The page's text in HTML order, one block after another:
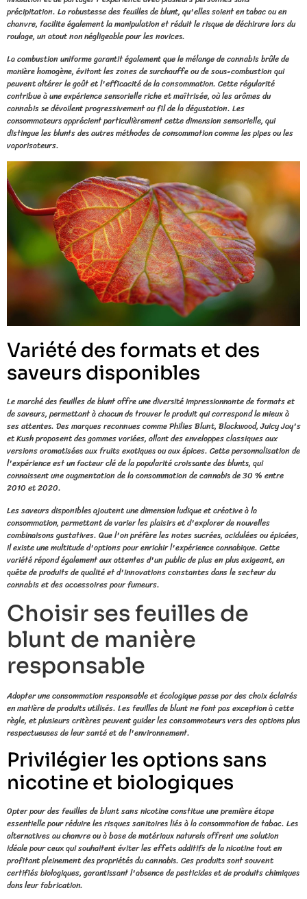
précipitation. La robustesse des feuilles de blunt, qu'elles soient en tabac ou en
chanvre, facilite également la manipulation et réduit le risque de déchirure lors du
roulage, un atout non négligeable pour les novices.
La combustion uniforme garantit également que le mélange de cannabis brûle de
manière homogène, évitant les zones de surchauffe ou de sous-combustion qui
peuvent altérer le goût et l'efficacité de la consommation. Cette régularité
contribue à une expérience sensorielle riche et maîtrisée, où les arômes du
cannabis se dévoilent progressivement au fil de la dégustation. Les
consommateurs apprécient particulièrement cette dimension sensorielle, qui
distingue les blunts des autres méthodes de consommation comme les pipes ou les
vaporisateurs.
Variété des formats et des
saveurs disponibles
Le marché des feuilles de blunt offre une diversité impressionnante de formats et
de saveurs, permettant à chacun de trouver le produit qui correspond le mieux à
ses attentes. Des marques reconnues comme Philies Blunt, Blackwood, Juicy Jay's
et Kush proposent des gammes variées, allant des enveloppes classiques aux
versions aromatisées aux fruits exotiques ou aux épices. Cette personnalisation de
l'expérience est un facteur clé de la popularité croissante des blunts, qui
connaissent une augmentation de la consommation de cannabis de 30 % entre
2010 et 2020.
Les saveurs disponibles ajoutent une dimension ludique et créative à la
consommation, permettant de varier les plaisirs et d'explorer de nouvelles
combinaisons gustatives. Que l'on préfère les notes sucrées, acidulées ou épicées,
il existe une multitude d'options pour enrichir l'expérience cannabique. Cette
variété répond également aux attentes d'un public de plus en plus exigeant, en
quête de produits de qualité et d'innovations constantes dans le secteur du
cannabis et des accessoires pour fumeurs.
Choisir ses feuilles de
blunt de manière
responsable
Adopter une consommation responsable et écologique passe par des choix éclairés
en matière de produits utilisés. Les feuilles de blunt ne font pas exception à cette
règle, et plusieurs critères peuvent guider les consommateurs vers des options plus
respectueuses de leur santé et de l'environnement.
Privilégier les options sans
nicotine et biologiques
Opter pour des feuilles de blunt sans nicotine constitue une première étape
essentielle pour réduire les risques sanitaires liés à la consommation de tabac. Les
alternatives au chanvre ou à base de matériaux naturels offrent une solution
idéale pour ceux qui souhaitent éviter les effets additifs de la nicotine tout en
profitant pleinement des propriétés du cannabis. Ces produits sont souvent
certifiés biologiques, garantissant l'absence de pesticides et de produits chimiques
dans leur fabrication.